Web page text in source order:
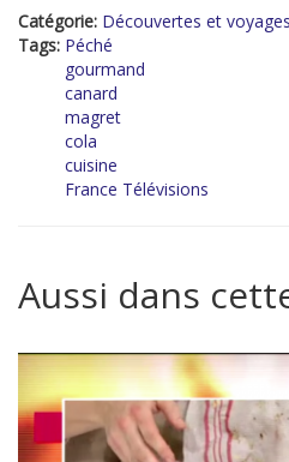
Catégorie: Découvertes et voyages
Tags: Péché
gourmand
canard
magret
cola
cuisine
France Télévisions
Aussi dans